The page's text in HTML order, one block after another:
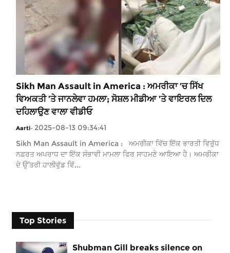
Sikh Man Assault in America : ਅਮਰੀਕਾ ’ਚ ਸਿੱਖ
ਵਿਅਕਤੀ ’ਤੇ ਜਾਨਲੇਵਾ ਹਮਲਾ; ਸੋਸ਼ਲ ਮੀਡੀਆ ’ਤੇ ਵਾਇਰਲ ਦਿਲ
ਦਹਿਲਾਉਣ ਵਾਲਾ ਵੀਡੀਓ
Aarti- 2025-08-13 09:34:41
Sikh Man Assault in America : ਅਮਰੀਕਾ ਵਿੱਚ ਇੱਕ ਭਾਰਤੀ ਵਿਰੁੱਧ
ਨਫ਼ਰਤ ਅਪਰਾਧ ਦਾ ਇੱਕ ਸੰਭਾਵੀ ਮਾਮਲਾ ਫਿਰ ਸਾਹਮਣੇ ਆਇਆ ਹੈ। ਅਮਰੀਕਾ
ਦੇ ਉੱਤਰੀ ਹਾਲੀਵੁੱਡ ਵਿੱ...
Top Stories
Shubman Gill breaks silence on